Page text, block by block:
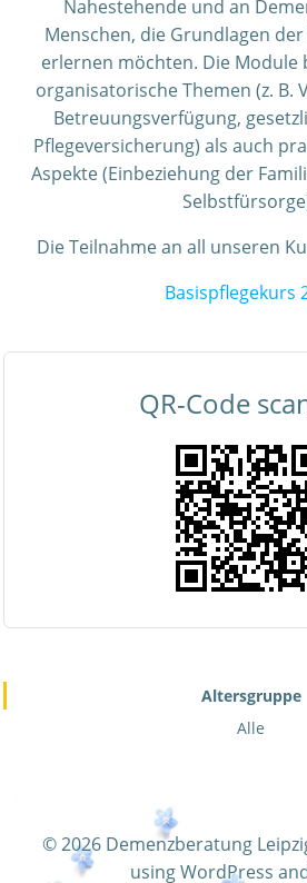
Nahestehende und an
Menschen, die Grundlagen
erlernen möchten. Die Module
organisatorische Themen (z. B.
Betreuungsverfügung,
Pflegeversicherung) als auch
Aspekte (Einbeziehung der
Die Teilnahme an all unseren
Basispflegekurs
QR-Code
Altersgruppe
Alle
© 2026 Demenzberatung
using WordPress